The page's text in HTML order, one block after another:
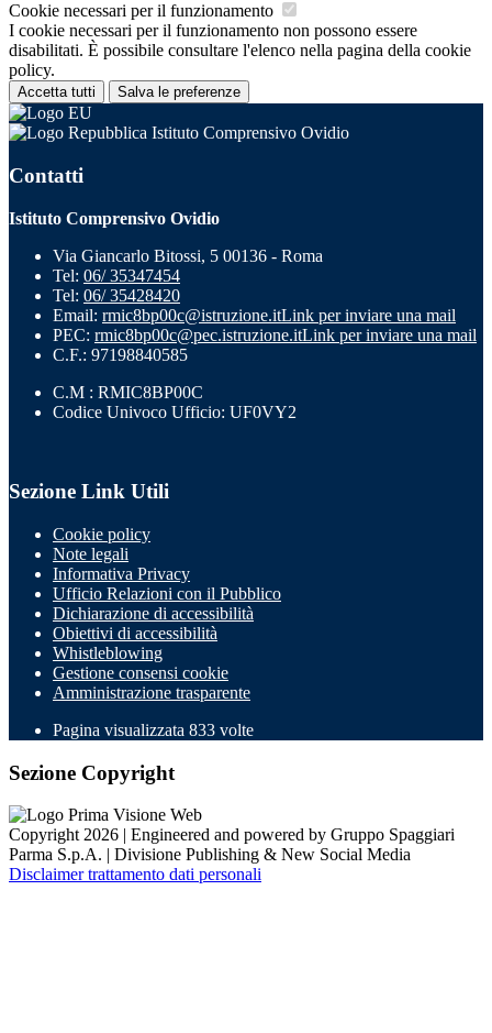
Cookie necessari per il funzionamento
I cookie necessari per il funzionamento non possono essere
disabilitati. È possibile consultare l'elenco nella pagina della cookie
policy.
Accetta tutti Salva le preferenze
Istituto Comprensivo Ovidio
Contatti
Istituto Comprensivo Ovidio
Via Giancarlo Bitossi, 5 00136 - Roma
Tel: 06/ 35347454
Tel: 06/ 35428420
Email: rmic8bp00c@istruzione.itLink per inviare una mail
PEC: rmic8bp00c@pec.istruzione.itLink per inviare una mail
C.F.: 97198840585
C.M : RMIC8BP00C
Codice Univoco Ufficio: UF0VY2
Sezione Link Utili
Cookie policy
Note legali
Informativa Privacy
Ufficio Relazioni con il Pubblico
Dichiarazione di accessibilità
Obiettivi di accessibilità
Whistleblowing
Gestione consensi cookie
Amministrazione trasparente
Pagina visualizzata 833 volte
Sezione Copyright
Copyright 2026 | Engineered and powered by Gruppo Spaggiari
Parma S.p.A. | Divisione Publishing & New Social Media
Disclaimer trattamento dati personali